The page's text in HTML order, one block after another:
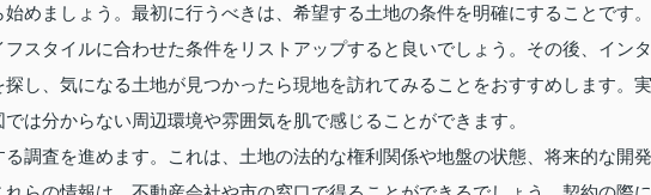
めましょう。最初に行うべきは、希望する土地の条件を明確にすることです。
スタイルに合わせた条件をリストアップすると良いでしょう。その後、インタ
し、気になる土地が見つかったら現地を訪れてみることをおすすめします。実
は分からない周辺環境や雰囲気を肌で感じることができます。
調査を進めます。これは、土地の法的な権利関係や地盤の状態、将来的な開発